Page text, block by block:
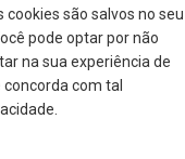
são salvos no seu
pode optar por não
na sua experiência de
com tal